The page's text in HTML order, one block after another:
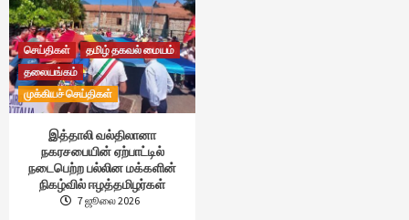
செய்திகள்
தமிழ் தகவல் மையம்
தலையங்கம்
முக்கியச் செய்திகள்
இத்தாலி வல்திலானா
நகரசபையின் ஏற்பாட்டில்
நடைபெற்ற பல்லின மக்களின்
நிகழ்வில் ஈழத்தமிழர்கள்
7 ஜூலை 2026